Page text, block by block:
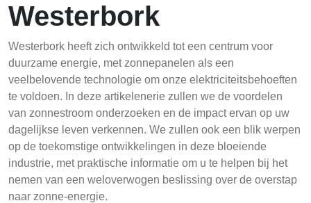
Westerbork
Westerbork heeft zich ontwikkeld tot een centrum voor
duurzame energie, met zonnepanelen als een
veelbelovende technologie om onze elektriciteitsbehoeften
te voldoen. In deze artikelenerie zullen we de voordelen
van zonnestroom onderzoeken en de impact ervan op uw
dagelijkse leven verkennen. We zullen ook een blik werpen
op de toekomstige ontwikkelingen in deze bloeiende
industrie, met praktische informatie om u te helpen bij het
nemen van een weloverwogen beslissing over de overstap
naar zonne-energie.